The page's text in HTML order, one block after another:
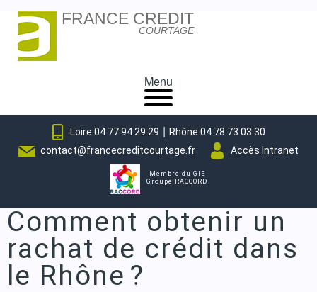
Skip
content
FRANCE CREDIT
COURTAGE
Menu
Loire 04 77 94 29 29 | Rhône 04 78 73 03 30
contact@francecreditcourtage.fr
Accès Intranet
Membre du GIE
Groupe RACCORD
Comment obtenir un
rachat de crédit dans
le Rhône ?